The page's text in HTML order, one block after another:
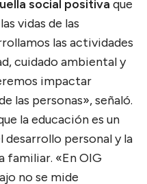
social positiva que
vidas de las
las actividades
cuidado ambiental y
impactar
las personas», señaló.
la educación es un
personal y la
familiar. «En OIG
no se mide